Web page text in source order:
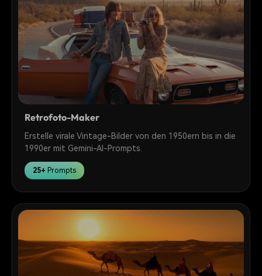
Retrofoto-Maker
Erstelle virale Vintage-Bilder von den 1950ern bis in die
1990er mit Gemini-AI-Prompts.
25+ Prompts